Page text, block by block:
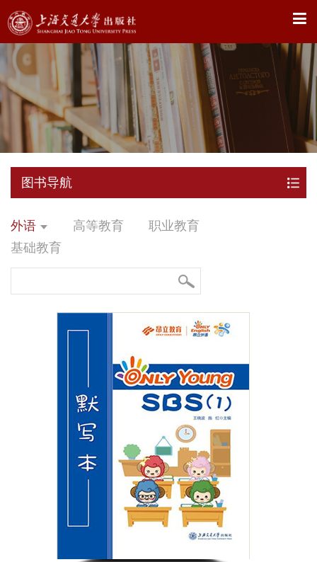
X
图书导航
外语 高等教育
职业教育
基础教育